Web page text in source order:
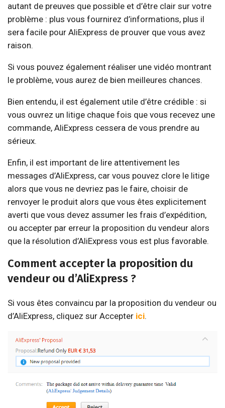
autant de preuves que possible et d’être clair sur votre
problème : plus vous fournirez d’informations, plus il
sera facile pour AliExpress de prouver que vous avez
raison.
Si vous pouvez également réaliser une vidéo montrant
le problème, vous aurez de bien meilleures chances.
Bien entendu, il est également utile d’être crédible : si
vous ouvrez un litige chaque fois que vous recevez une
commande, AliExpress cessera de vous prendre au
sérieux.
Enfin, il est important de lire attentivement les
messages d’AliExpress, car vous pouvez clore le litige
alors que vous ne devriez pas le faire, choisir de
renvoyer le produit alors que vous êtes explicitement
averti que vous devez assumer les frais d’expédition,
ou accepter par erreur la proposition du vendeur alors
que la résolution d’AliExpress vous est plus favorable.
Comment accepter la proposition du
vendeur ou d’AliExpress ?
Si vous êtes convaincu par la proposition du vendeur ou
d’AliExpress, cliquez sur Accepter ici.